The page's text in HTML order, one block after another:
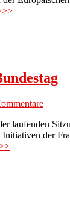
laufenden
Initiativen der